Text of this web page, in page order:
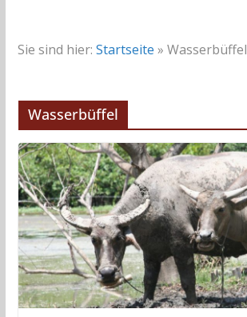
Sie sind hier: Startseite » Wasserbüffel
Wasserbüffel